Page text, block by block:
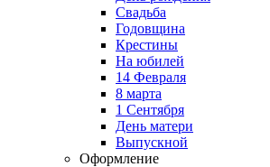
Свадьба
Годовщина
Крестины
На юбилей
14 Февраля
8 марта
1 Сентября
День матери
Выпускной
Оформление